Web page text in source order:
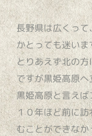
プ
長野県は広くっ
かとっても迷いま
とりあえず北の
ですが黒姫高原
黒姫高原と言えば
１０年ほど前に
むことができな